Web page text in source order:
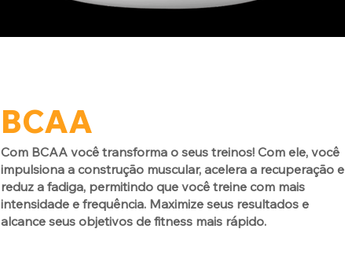
BCAA
Com BCAA você transforma o seus treinos! Com ele, você
impulsiona a construção muscular, acelera a recuperação e
reduz a fadiga, permitindo que você treine com mais
intensidade e frequência. Maximize seus resultados e
alcance seus objetivos de fitness mais rápido.